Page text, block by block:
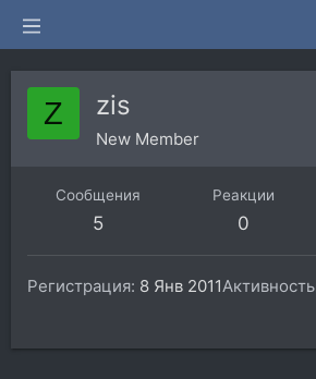
Z zis
New Member
Сообщения
5
Реакции
0
Регистрация 8 Янв 2011Активность